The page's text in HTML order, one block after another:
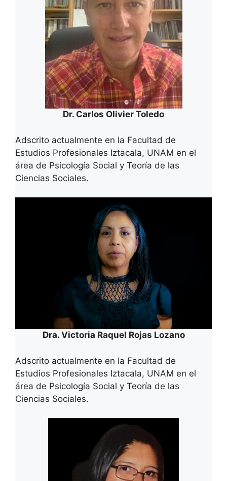
Dr. Carlos Olivier Toledo
Adscrito actualmente en la Facultad de
Estudios Profesionales Iztacala, UNAM en el
área de Psicología Social y Teoría de las
Ciencias Sociales.
Dra. Victoria Raquel Rojas Lozano
Adscrito actualmente en la Facultad de
Estudios Profesionales Iztacala, UNAM en el
área de Psicología Social y Teoría de las
Ciencias Sociales.